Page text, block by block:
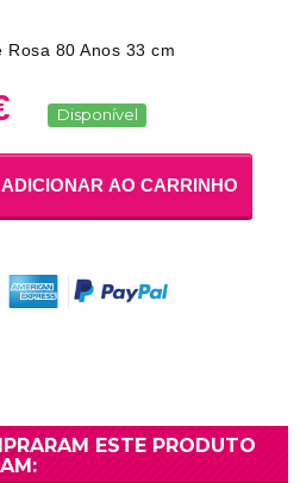
80 Anos 33 cm
Disponível
ADICIONAR AO CARRINHO
ESTE PRODUTO